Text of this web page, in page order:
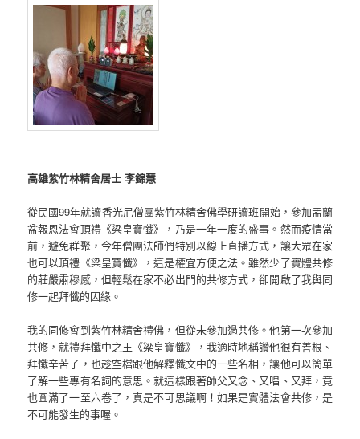
高雄紫竹林精舍居士 李錦慧
從民國99年就讀香光尼僧團紫竹林精舍佛學研讀班開始，參加盂蘭
盆報恩法會頂禮《梁皇寶懺》，乃是一年一度的盛事。然而疫情當
前，避免群聚，今年僧團法師們特別以線上直播方式，讓大眾在家
也可以頂禮《梁皇寶懺》，這是權宜方便之法。雖然少了實體共修
的莊嚴肅穆感，但輕鬆在家不必出門的共修方式，卻開啟了我與同
修一起拜懺的因緣。
我的同修會到紫竹林精舍禮佛，但從未參加過共修。他第一次參加
共修，就禮拜懺中之王《梁皇寶懺》，我適時地稱讚他很有善根、
拜懺辛苦了，也趁空檔跟他解釋懺文中的一些名相，讓他可以簡單
了解一些專有名詞的意思。就這樣跟著師父又念、又唱、又拜，竟
也圓滿了一至六卷了，真是不可思議啊！如果是實體法會共修，是
不可能發生的事喔。